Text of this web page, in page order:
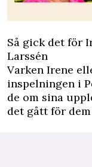
Så gick det för
Larssén
Varken Irene
inspelningen i
de om sina
det gått för